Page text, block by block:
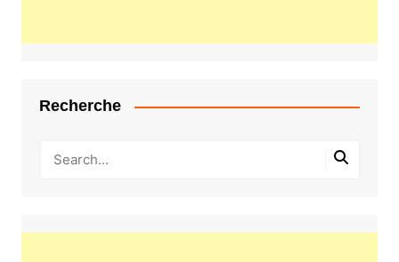
Recherche